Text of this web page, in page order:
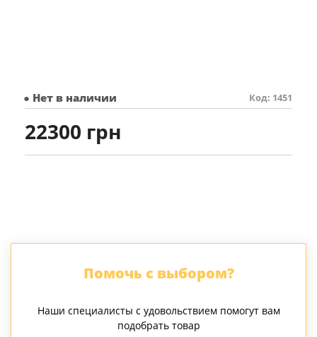
● Нет в наличии Код: 1451
22300 грн
Помочь с выбором?
Наши специалисты с удовольствием помогут вам
подобрать товар